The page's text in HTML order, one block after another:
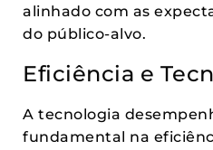
alinhado com as
do público-alvo.
Eficiência e
A tecnologia
fundamental na